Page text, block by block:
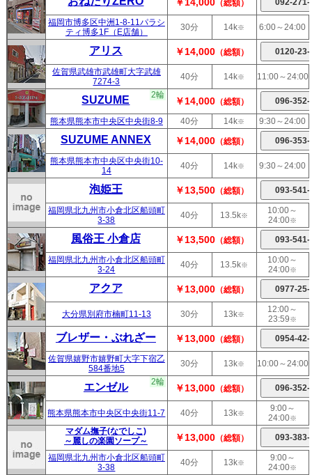
（総額）
福岡市博多区中洲1-8-11パラシ
ティ博多1F（E店舗）
30分 14k※ 6:00～24:00
アリス ￥14,000 （総額）
佐賀県武雄市武雄町大字武雄
7274-3
40分 14k※ 11:00～24:00
SUZUME 2輪
￥14,000 （総額）
熊本県熊本市中央区中央街8-9
40分 14k※ 9:30～24:00
SUZUME ANNEX ￥14,000 （総額）
熊本県熊本市中央区中央街10-
14
40分 14k※ 9:30～24:00
泡姫王 ￥13,500 （総額）
福岡県北九州市小倉北区船頭町
3-38
40分 13.5k※
10:00～
24:00※
風俗王 小倉店 ￥13,500 （総額）
福岡県北九州市小倉北区船頭町
3-24
40分 13.5k※
10:00～
24:00※
アクア ￥13,000 （総額）
大分県別府市楠町11-13 30分 13k※
12:00～
23:59※
ブレザー・ぶれざー ￥13,000 （総額）
佐賀県嬉野市嬉野町大字下宿乙
584番地5
30分 13k※ 10:00～24:00
エンゼル 2輪
￥13,000 （総額）
熊本県熊本市中央区中央街11-7 40分 13k※
9:00～
24:00※
マダム撫子(なでしこ)
～麗しの楽園ソープ～
￥13,000 （総額）
福岡県北九州市小倉北区船頭町
3-38
40分 13k※
9:00～
24:00※